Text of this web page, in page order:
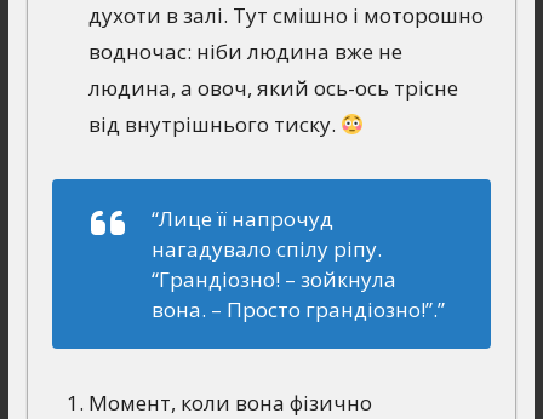
духоти в залі. Тут смішно і моторошно
водночас: ніби людина вже не
людина, а овоч, який ось-ось трісне
від внутрішнього тиску.
“Лице її напрочуд
нагадувало спілу ріпу.
“Грандіозно! – зойкнула
вона. – Просто грандіозно!”.”
Момент, коли вона фізично